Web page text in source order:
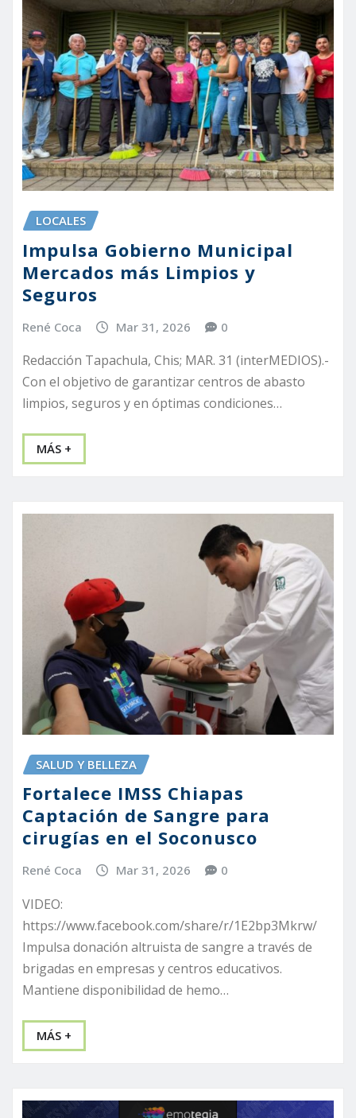
LOCALES
Impulsa Gobierno Municipal
Mercados más Limpios y
Seguros
René Coca Mar 31, 2026 0
Redacción Tapachula, Chis; MAR. 31 (interMEDIOS).-
Con el objetivo de garantizar centros de abasto
limpios, seguros y en óptimas condiciones…
MÁS +
SALUD Y BELLEZA
Fortalece IMSS Chiapas
Captación de Sangre para
cirugías en el Soconusco
René Coca Mar 31, 2026 0
VIDEO:
https://www.facebook.com/share/r/1E2bp3Mkrw/
Impulsa donación altruista de sangre a través de
brigadas en empresas y centros educativos.
Mantiene disponibilidad de hemo…
MÁS +